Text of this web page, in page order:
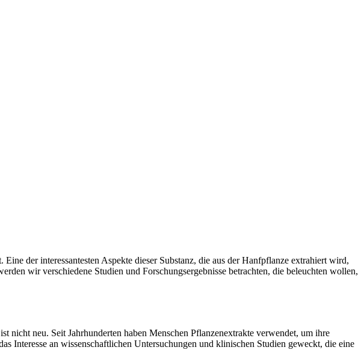
der interessantesten Aspekte dieser Substanz, die aus der Hanfpflanze extrahiert wird,
wir verschiedene Studien und Forschungsergebnisse betrachten, die beleuchten wollen,
neu. Seit Jahrhunderten haben Menschen Pflanzenextrakte verwendet, um ihre
Interesse an wissenschaftlichen Untersuchungen und klinischen Studien geweckt, die eine